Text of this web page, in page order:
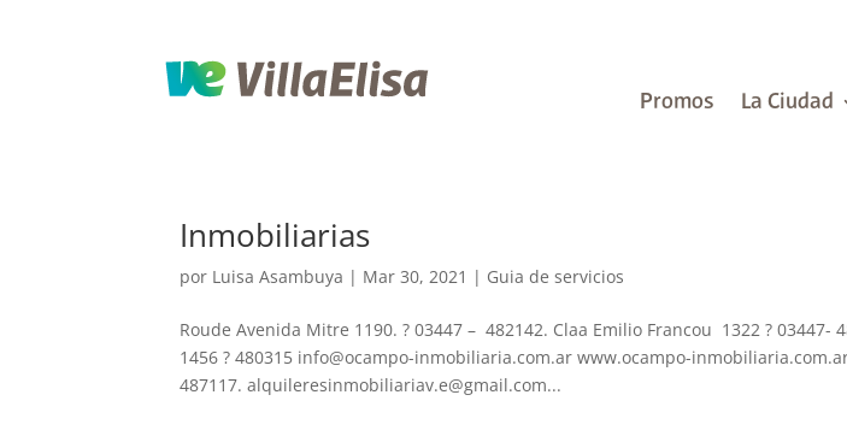
Promos La Ciudad
Inmobiliarias
por Luisa Asambuya | Mar 30, 2021 | Guia de servicios
Roude Avenida Mitre 1190. ? 03447 – 482142. Claa Emilio Francou 1322 ? 03447-
1456 ? 480315 info@ocampo-inmobiliaria.com.ar www.ocampo-
487117. alquileresinmobiliariav.e@gmail.com...